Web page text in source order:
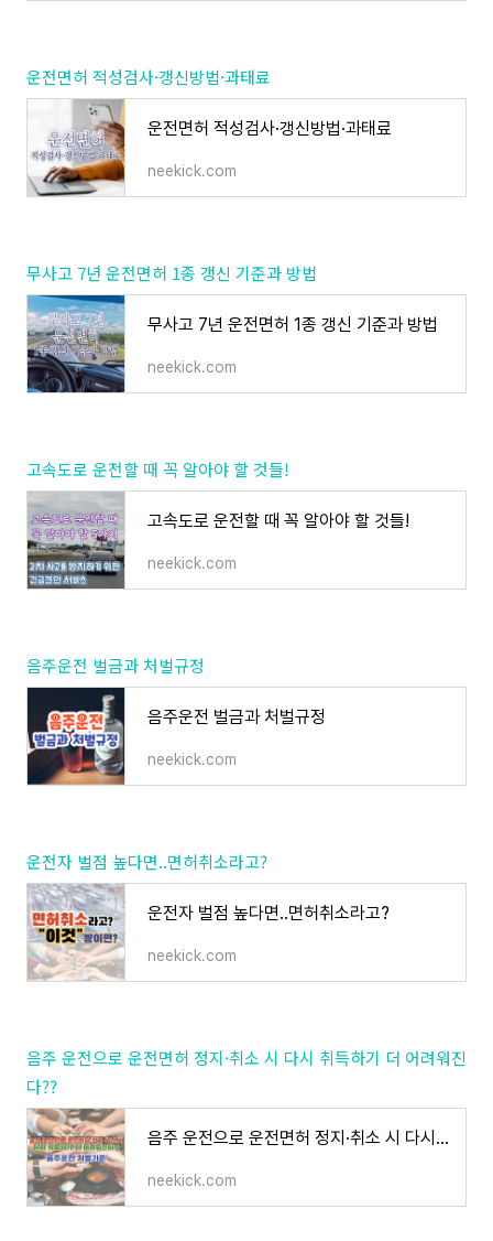
운전면허 적성검사·갱신방법·과태료
운전면허 적성검사·갱신방법·과태료
neekick.com
무사고 7년 운전면허 1종 갱신 기준과 방법
무사고 7년 운전면허 1종 갱신 기준과 방법
neekick.com
고속도로 운전할 때 꼭 알아야 할 것들!
고속도로 운전할 때 꼭 알아야 할 것들!
neekick.com
음주운전 벌금과 처벌규정
음주운전 벌금과 처벌규정
neekick.com
운전자 벌점 높다면..면허취소라고?
운전자 벌점 높다면..면허취소라고?
neekick.com
음주 운전으로 운전면허 정지·취소 시 다시 취득하기 더 어려워진
다??
음주 운전으로 운전면허 정지·취소 시 다시 취득하기 더 어려워진다??
neekick.com